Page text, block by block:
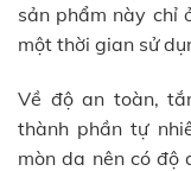
sản phẩm này chỉ
một thời gian sử
Về độ an toàn,
thành phần tự
mòn da nên có độ